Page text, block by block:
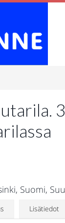
Suomi,
Lisätiedot